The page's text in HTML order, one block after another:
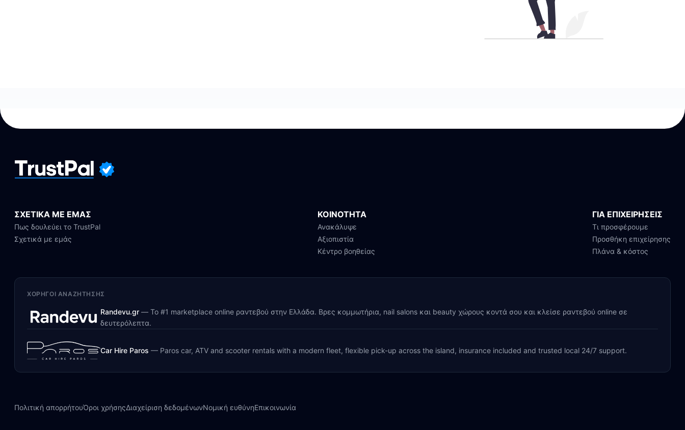
ΣΧΕΤΙΚΑ ΜΕ ΕΜΑΣ
Πως δουλεύει το TrustPal
Σχετικά με εμάς
ΚΟΙΝΟΤΗΤΑ
Ανακάλυψε
Αξιοπιστία
Κέντρο βοηθείας
ΓΙΑ ΕΠΙΧΕΙΡΗΣΕΙΣ
Τι προσφέρουμε
Προσθήκη επιχείρησης
Πλάνα & κόστος
ΧΟΡΗΓΟΊ ΑΝΑΖΉΤΗΣΗΣ
Randevu.gr — Το #1 marketplace online ραντεβού στην Ελλάδα. Βρες κομμωτήρια, nail salons και beauty χώρους κοντά σου και κλείσε ραντεβού online σε
δευτερόλεπτα.
Car Hire Paros — Paros car, ATV and scooter rentals with a modern fleet, flexible pick-up across the island, insurance included and trusted local 24/7 support.
Πολιτική απορρήτουΌροι χρήσηςΔιαχείριση δεδομένωνΝομική ευθύνηΕπικοινωνία